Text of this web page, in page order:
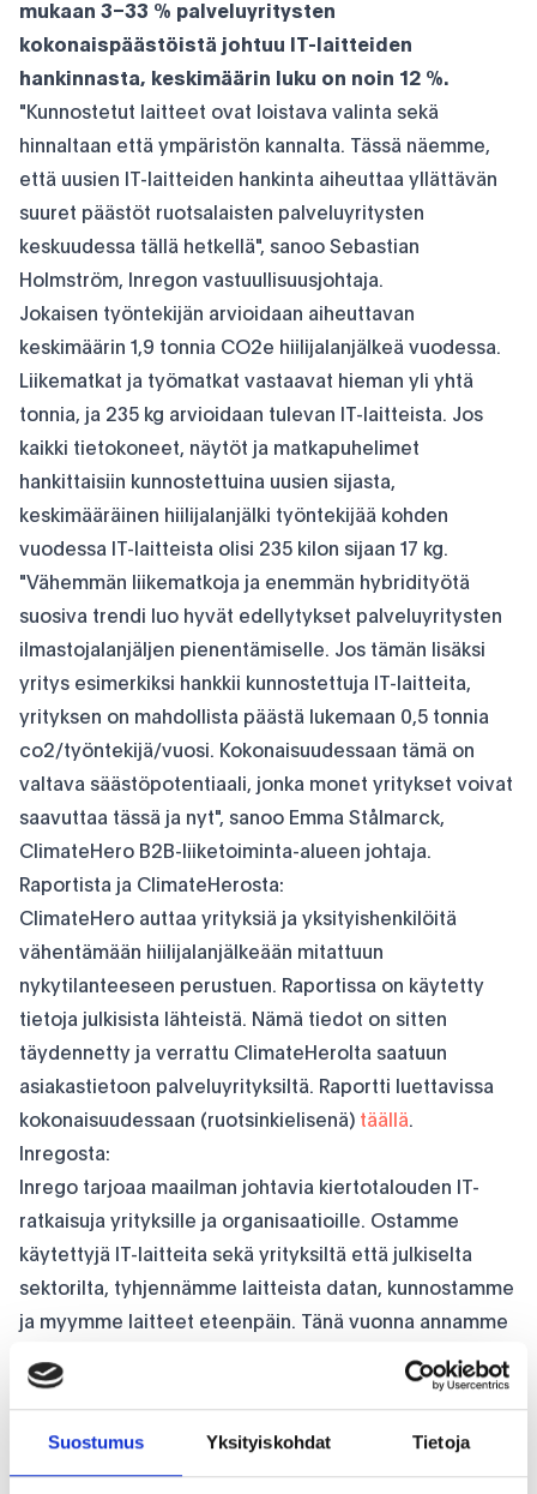
Suostumus Yksityiskohdat Tietoja
mukaan 3–33 % palveluyritysten
kokonaispäästöistä johtuu IT-laitteiden
hankinnasta, keskimäärin luku on noin 12 %.
"Kunnostetut laitteet ovat loistava valinta sekä
hinnaltaan että ympäristön kannalta. Tässä näemme,
että uusien IT-laitteiden hankinta aiheuttaa yllättävän
suuret päästöt ruotsalaisten palveluyritysten
keskuudessa tällä hetkellä", sanoo Sebastian
Holmström, Inregon vastuullisuusjohtaja.
Jokaisen työntekijän arvioidaan aiheuttavan
keskimäärin 1,9 tonnia CO2e hiilijalanjälkeä vuodessa.
Liikematkat ja työmatkat vastaavat hieman yli yhtä
tonnia, ja 235 kg arvioidaan tulevan IT-laitteista. Jos
kaikki tietokoneet, näytöt ja matkapuhelimet
hankittaisiin kunnostettuina uusien sijasta,
keskimääräinen hiilijalanjälki työntekijää kohden
vuodessa IT-laitteista olisi 235 kilon sijaan 17 kg.
"Vähemmän liikematkoja ja enemmän hybridityötä
suosiva trendi luo hyvät edellytykset palveluyritysten
ilmastojalanjäljen pienentämiselle. Jos tämän lisäksi
yritys esimerkiksi hankkii kunnostettuja IT-laitteita,
yrityksen on mahdollista päästä lukemaan 0,5 tonnia
co2/työntekijä/vuosi. Kokonaisuudessaan tämä on
valtava säästöpotentiaali, jonka monet yritykset voivat
saavuttaa tässä ja nyt", sanoo Emma Stålmarck,
ClimateHero B2B-liiketoiminta-alueen johtaja.
Raportista ja ClimateHerosta:
ClimateHero auttaa yrityksiä ja yksityishenkilöitä
vähentämään hiilijalanjälkeään mitattuun
nykytilanteeseen perustuen. Raportissa on käytetty
tietoja julkisista lähteistä. Nämä tiedot on sitten
täydennetty ja verrattu ClimateHerolta saatuun
asiakastietoon palveluyrityksiltä. Raportti luettavissa
kokonaisuudessaan (ruotsinkielisenä) täällä.
Inregosta:
Inrego tarjoaa maailman johtavia kiertotalouden IT-
ratkaisuja yrityksille ja organisaatioille. Ostamme
käytettyjä IT-laitteita sekä yrityksiltä että julkiselta
sektorilta, tyhjennämme laitteista datan, kunnostamme
ja myymme laitteet eteenpäin. Tänä vuonna annamme
uuden elämän noin puolelle miljoonalle IT-tuotteelle.